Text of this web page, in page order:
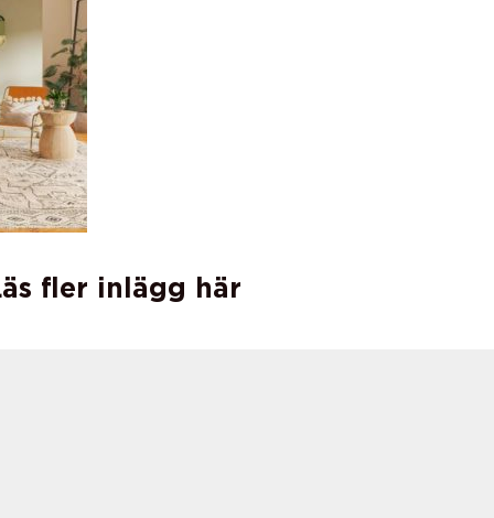
fler inlägg här